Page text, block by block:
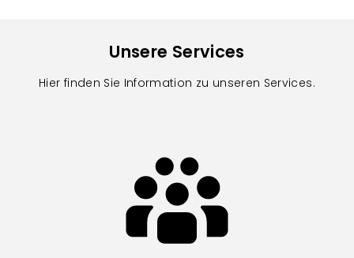
Unsere Services
Hier finden Sie Information zu unseren Services.